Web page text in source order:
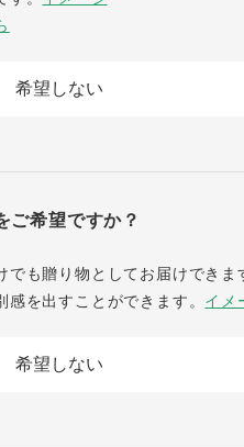
ご希望ですか？
でも贈り物としてお届けできま
を出すことができます。 イメ